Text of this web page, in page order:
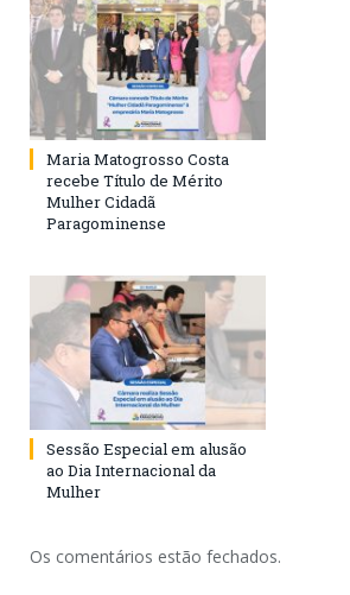
Maria Matogrosso Costa
recebe Título de Mérito
Mulher Cidadã
Paragominense
Sessão Especial em alusão
ao Dia Internacional da
Mulher
Os comentários estão fechados.